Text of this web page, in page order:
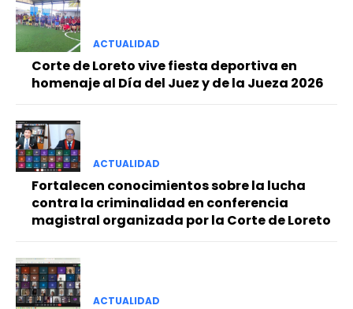
ACTUALIDAD
Corte de Loreto vive fiesta deportiva en
homenaje al Día del Juez y de la Jueza 2026
ACTUALIDAD
Fortalecen conocimientos sobre la lucha
contra la criminalidad en conferencia
magistral organizada por la Corte de Loreto
ACTUALIDAD